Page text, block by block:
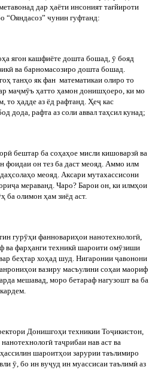
дар ҳаёти инсоният тағйироти
“Ояндасоз” чунин гуфтанд:
ягон кашфиёте дошта бошад, ӯ бояд
ӣ ва барномасозиро дошта бошад.
танҳо як фан математикаи олиро то
маҷмӯъ ҳатто ҳамон донишҳоеро, ки мо
то ҳадде аз ёд рафтанд. Ҳеҷ кас
дода, рафта аз соли аввал таҳсил кунад;
ӣ бештар ба соҳаҳое мисли кишоварзӣ ва
фоидаи он тез ба даст меояд. Аммо илм
меояд. Аксари мутахассисони
ҷа мераванд. Чаро? Барои он, ки илмҳои
ҳ ба олимон ҳам зиёд аст.
гурӯҳи фанновариҳои нанотехнологӣ
ва фарҳанги техникӣ шароити омӯзиши
беҳтар хоҳад шуд. Нигаронии ҷавонони
вазиру масъулини соҳаи маориф
мешавад, моро бетараф нагузошт ва ба
Донишгоҳи техникии Тоҷикистон,
ӣ таҷрибаи нав аст ва
шароитҳои зарурии таълимиро
ӯ , бо ин вуҷуд ин муассисаи таълимӣ аз